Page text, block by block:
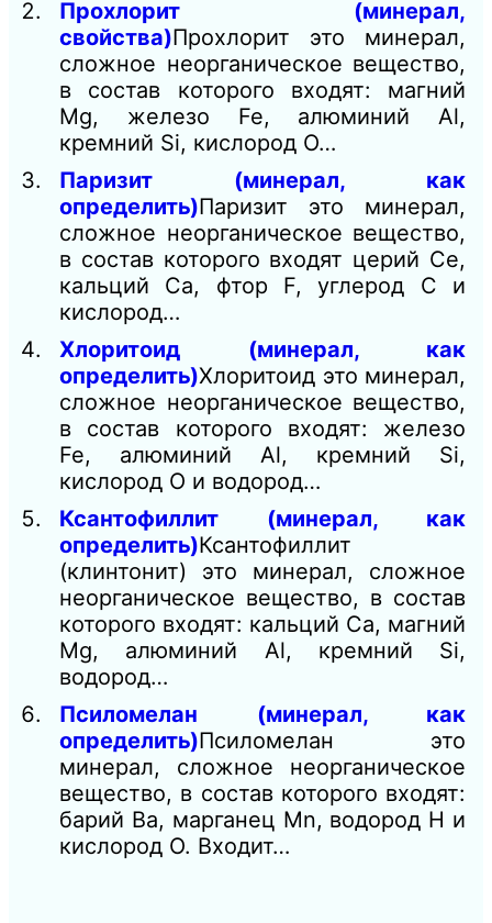
Прохлорит (минерал,
свойства)Прохлорит это минерал,
сложное неорганическое вещество,
в состав которого входят: магний
Mg, железо Fe, алюминий Al,
кремний Si, кислород О…
Паризит (минерал, как
определить)Паризит это минерал,
сложное неорганическое вещество,
в состав которого входят церий Ce,
кальций Ca, фтор F, углерод С и
кислород…
Хлоритоид (минерал, как
определить)Хлоритоид это минерал,
сложное неорганическое вещество,
в состав которого входят: железо
Fe, алюминий Al, кремний Si,
кислород О и водород…
Ксантофиллит (минерал, как
определить)Ксантофиллит
(клинтонит) это минерал, сложное
неорганическое вещество, в состав
которого входят: кальций Ca, магний
Mg, алюминий Al, кремний Si,
водород…
Псиломелан (минерал, как
определить)Псиломелан это
минерал, сложное неорганическое
вещество, в состав которого входят:
барий Ba, марганец Mn, водород Н и
кислород О. Входит…